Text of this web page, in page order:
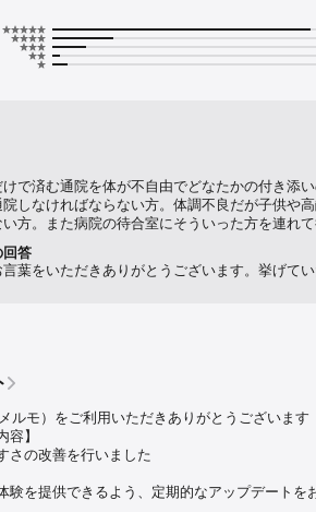
を待たずに帰宅
トカードを登録しておくと
されるので、会計を待たずにそのまま帰れます
しておくと、薬局で待ち時間なく薬を受け取れ
すぐにお薬の情報が確認できます。
もまとめて管理できて、薬局へ開示することも
察を通院せずに、自宅や外出先で受けられます。
配達が最短当日で可能なので、忙しい時や体
必ず医師に相談してください。
すめ】
療機関の診察予約をすぐに取りたい
に、24時間いつでもスマホから受診予約したい
受け取りまで簡単に行いたい
で済む通院を体が不自由でどなたかの付き添
しなければならない方。体調不良だが子供や
方。また病院の待合室にそういった方を連れて
素晴らしいアプリだと思います。さらなる利便
回答
葉をいただきありがとうございます。挙げてい
ルモ）をご利用いただきありがとうございます
容】
さの改善を行いました
験を提供できるよう、定期的なアップデート